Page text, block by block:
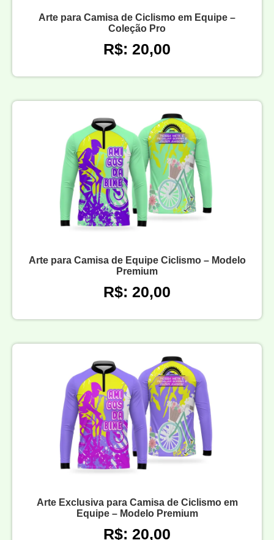
Arte para Camisa de Ciclismo em Equipe –
Coleção Pro
R$: 20,00
Arte para Camisa de Equipe Ciclismo – Modelo
Premium
R$: 20,00
Arte Exclusiva para Camisa de Ciclismo em
Equipe – Modelo Premium
R$: 20,00